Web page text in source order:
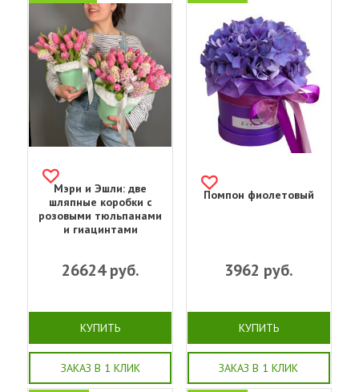
Мэри и Эшли: две
шляпные коробки с
розовыми тюльпанами
и гиацинтами
26624руб.
КУПИТЬ
ЗАКАЗ В 1 КЛИК
Помпон фиолетовый
3962 руб.
КУПИТЬ
ЗАКАЗ В 1 КЛИК